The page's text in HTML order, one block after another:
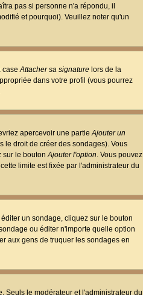
pas si personne n'a répondu, il
et pourquoi). Veuillez noter qu'un
caseAttacher sa signature lors de la
dans votre profil (vous pourrez
apercevoir une partieAjouter un
le droit de créer des sondages). Vous
sur le boutonAjouter l'option. Vous pouvez
limite est fixée par l'administrateur du
un sondage, cliquez sur le bouton
ou éditer n'importe quelle option
aux gens de truquer les sondages en
Seuls le modérateur et l'administrateur du